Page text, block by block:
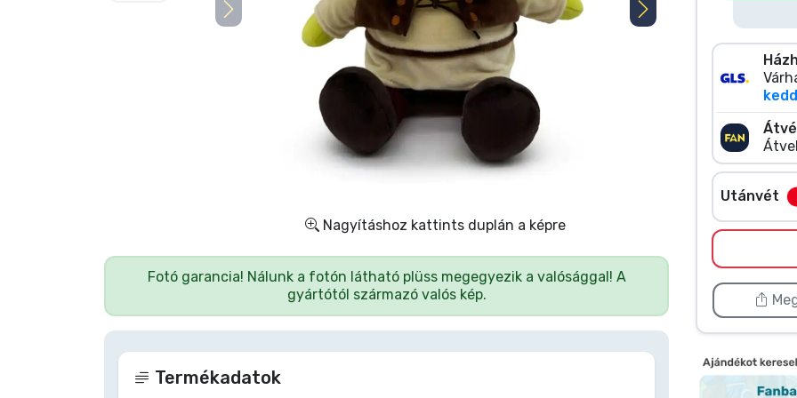
Nagyításhoz kattints duplán a képre
Fotó garancia! Nálunk a fotón látható plüss megegyezik a valósággal! A
gyártótól származó valós kép.
Utánvét
Termékadatok
Gamer cuccok
Sportos cuccok
Zenés cuccok